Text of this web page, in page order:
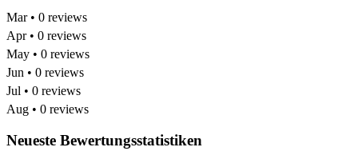
Mar • 0 reviews
Apr • 0 reviews
May • 0 reviews
Jun • 0 reviews
Jul • 0 reviews
Aug • 0 reviews
Neueste Bewertungsstatistiken